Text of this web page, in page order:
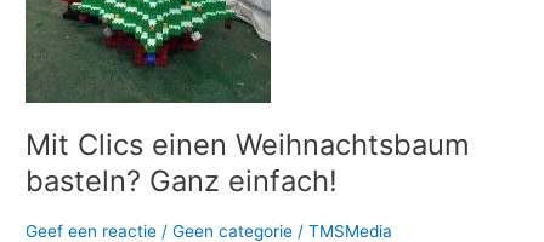
Mit Clics einen Weihnachtsbaum
basteln? Ganz einfach!
Geef een reactie /Geen categorie /TMSMedia